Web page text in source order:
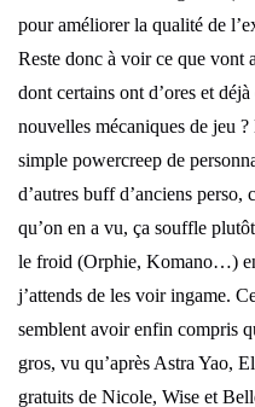
pour améliorer la qualité de
Reste donc à voir ce que vont
dont certains ont d’ores et
nouvelles mécaniques de jeu ?
simple powercreep de
d’autres buff d’anciens
qu’on en a vu, ça souffle
le froid (Orphie, Komano…)
j’attends de les voir ingame.
semblent avoir enfin compris
gros, vu qu’après Astra Yao,
gratuits de Nicole, Wise et